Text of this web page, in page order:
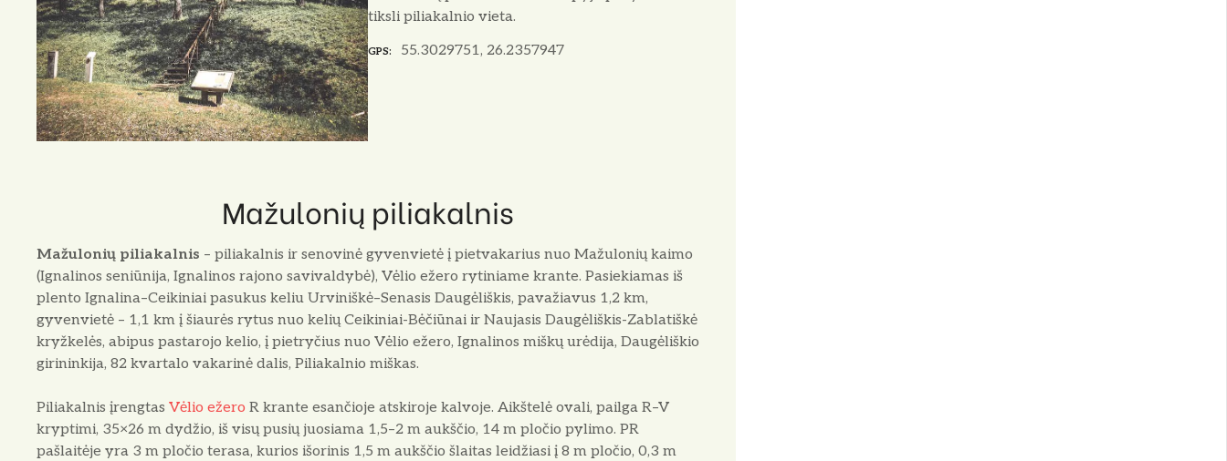
tiksli piliakalnio vieta.
GPS 55.3029751, 26.2357947
Mažulonių piliakalnis
Mažulonių piliakalnis – piliakalnis ir senovinė gyvenvietė į pietvakarius nuo Mažulonių kaimo
(Ignalinos seniūnija, Ignalinos rajono savivaldybė), Vėlio ežero rytiniame krante. Pasiekiamas iš
plento Ignalina–Ceikiniai pasukus keliu Urviniškė–Senasis Daugėliškis, pavažiavus 1,2 km,
gyvenvietė – 1,1 km į šiaurės rytus nuo kelių Ceikiniai-Bėčiūnai ir Naujasis Daugėliškis-Zablatiškė
kryžkelės, abipus pastarojo kelio, į pietryčius nuo Vėlio ežero, Ignalinos miškų urėdija, Daugėliškio
girininkija, 82 kvartalo vakarinė dalis, Piliakalnio miškas.
Piliakalnis įrengtasVėlio ežero R krante esančioje atskiroje kalvoje. Aikštelė ovali, pailga R–V
kryptimi, 35×26 m dydžio, iš visų pusių juosiama 1,5–2 m aukščio, 14 m pločio pylimo. PR
pašlaitėje yra 3 m pločio terasa, kurios išorinis 1,5 m aukščio šlaitas leidžiasi į 8 m pločio, 0,3 m